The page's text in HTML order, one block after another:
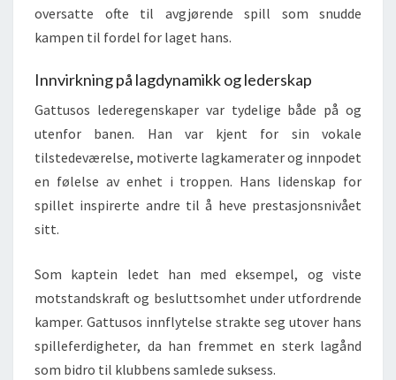
oversatte ofte til avgjørende spill som snudde
kampen til fordel for laget hans.
Innvirkning på lagdynamikk og lederskap
Gattusos lederegenskaper var tydelige både på og
utenfor banen. Han var kjent for sin vokale
tilstedeværelse, motiverte lagkamerater og innpodet
en følelse av enhet i troppen. Hans lidenskap for
spillet inspirerte andre til å heve prestasjonsnivået
sitt.
Som kaptein ledet han med eksempel, og viste
motstandskraft og besluttsomhet under utfordrende
kamper. Gattusos innflytelse strakte seg utover hans
spilleferdigheter, da han fremmet en sterk lagånd
som bidro til klubbens samlede suksess.